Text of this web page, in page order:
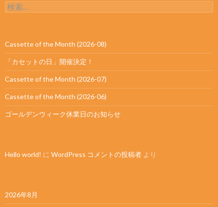
検索:
Cassette of the Month (2026-08)
「カセットの日」開催決定！
Cassette of the Month (2026-07)
Cassette of the Month (2026-06)
ゴールデンウィーク休業日のお知らせ
Hello world! に WordPress コメントの投稿者 より
2026年8月